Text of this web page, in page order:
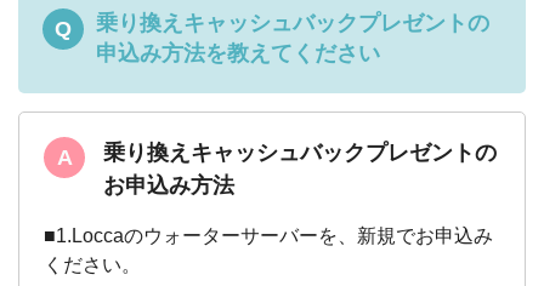
Q
乗り換えキャッシュバックプレゼントの
申込み方法を教えてください
A
乗り換えキャッシュバックプレゼントの
お申込み方法
■1.Loccaのウォーターサーバーを、新規でお申込み